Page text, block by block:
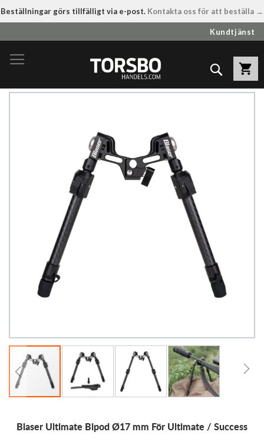
Beställningar görs tillfälligt via e-post. Kontakta oss för att beställa →
till
innehållet
Kundtjänst
Sök
Blaser Ultimate Bipod Ø17 mm För Ultimate / Success